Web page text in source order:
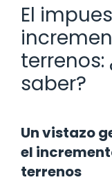
El
terrenos:
saber?
Un vistazo
el
terrenos